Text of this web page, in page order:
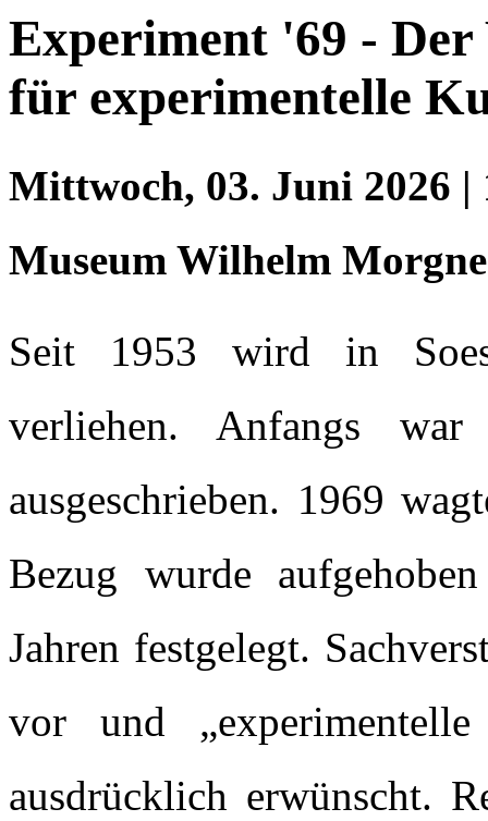
Experiment '69 -
für experimentelle
Mittwoch, 03. Juni 2026 |
Museum Wilhelm
Seit 1953 wird in
verliehen. Anfangs
ausgeschrieben. 1969
Bezug wurde
Jahren festgelegt.
vor und
ausdrücklich erwünscht.